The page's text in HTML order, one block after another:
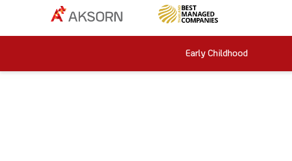
Early Childhood